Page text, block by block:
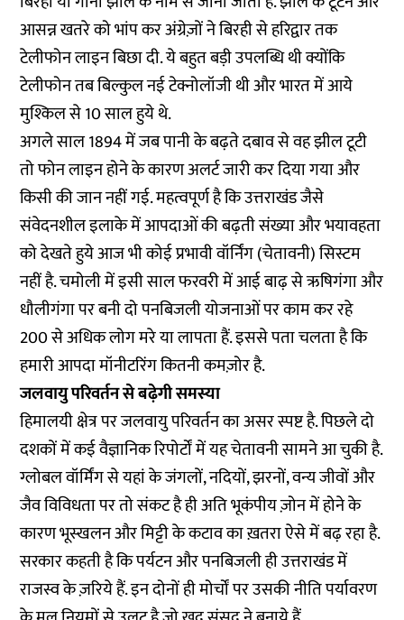
आसन्न खतरे को भांप कर अंग्रेज़ों ने बिरही से हरिद्वार तक
टेलीफोन लाइन बिछा दी. ये बहुत बड़ी उपलब्धि थी क्योंकि
टेलीफोन तब बिल्कुल नई टेक्नोलॉजी थी और भारत में आये
मुश्किल से 10 साल हुये थे.
अगले साल 1894 में जब पानी के बढ़ते दबाव से वह झील टूटी
तो फोन लाइन होने के कारण अलर्ट जारी कर दिया गया और
किसी की जान नहीं गई. महत्वपूर्ण है कि उत्तराखंड जैसे
संवेदनशील इलाके में आपदाओं की बढ़ती संख्या और भयावहता
को देखते हुये आज भी कोई प्रभावी वॉर्निंग (चेतावनी) सिस्टम
नहीं है. चमोली में इसी साल फरवरी में आई बाढ़ से ऋषिगंगा और
धौलीगंगा पर बनी दो पनबिजली योजनाओं पर काम कर रहे
200 से अधिक लोग मरे या लापता हैं. इससे पता चलता है कि
हमारी आपदा मॉनीटरिंग कितनी कमज़ोर है.
जलवायु परिवर्तन से बढ़ेगी समस्या
हिमालयी क्षेत्र पर जलवायु परिवर्तन का असर स्पष्ट है. पिछले दो
दशकों में कई वैज्ञानिक रिपोर्टों में यह चेतावनी सामने आ चुकी है.
ग्लोबल वॉर्मिंग से यहां के जंगलों, नदियों, झरनों, वन्य जीवों और
जैव विविधता पर तो संकट है ही अति भूकंपीय ज़ोन में होने के
कारण भूस्खलन और मिट्टी के कटाव का ख़तरा ऐसे में बढ़ रहा है.
सरकार कहती है कि पर्यटन और पनबिजली ही उत्तराखंड में
राजस्व के ज़रिये हैं. इन दोनों ही मोर्चों पर उसकी नीति पर्यावरण